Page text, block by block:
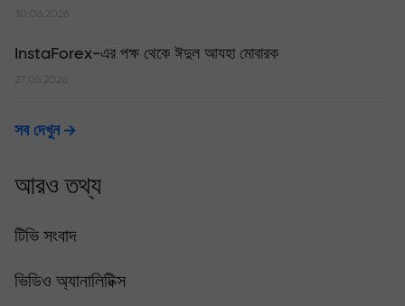
30.06.2026
InstaForex-এর পক্ষ থেকে ঈদুল আযহা মোবারক
27.05.2026
সব দেখুন
আরও তথ্য
টিভি সংবাদ
ভিডিও অ্যানালিটিক্স